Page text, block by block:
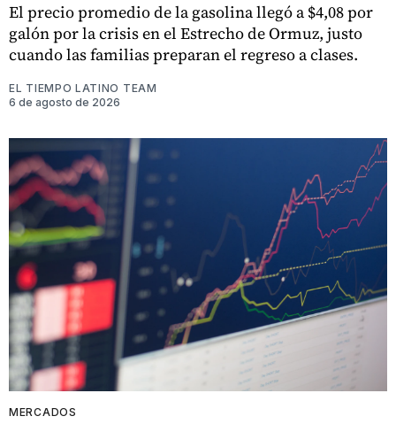
El precio promedio de la gasolina llegó a $4,08 por
galón por la crisis en el Estrecho de Ormuz, justo
cuando las familias preparan el regreso a clases.
EL TIEMPO LATINO TEAM
6 de agosto de 2026
MERCADOS